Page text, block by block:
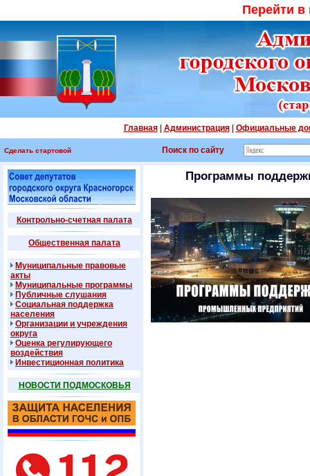
Перейти
Главная| Администрация| Официальные
Сделать стартовой Поиск по сайту
Контрольно-счетная палата
Общественная палата
Муниципальные правовые
акты
Муниципальные программы
Публичные слушания
Социальная поддержка
населения
Организации и учреждения
округа
Оценка регулирующего
воздействия
Инвестиционная политика
НОВОСТИ ПОДМОСКОВЬЯ
Программы